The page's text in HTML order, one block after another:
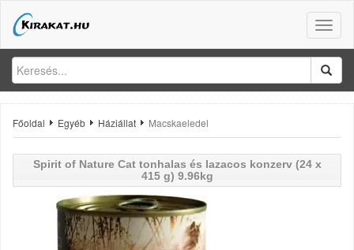
Toggle
Főoldal Egyéb Háziállat Macskaeledel
Spirit of Nature Cat tonhalas és lazacos konzerv (24 x
415 g) 9.96kg